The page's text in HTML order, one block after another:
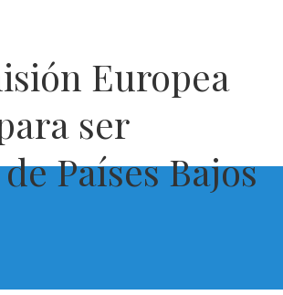
Europea
ser
Países Bajos